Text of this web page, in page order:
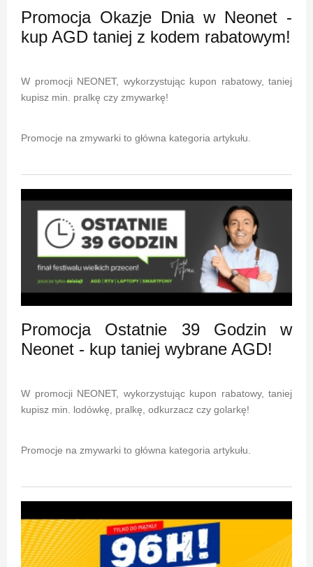
Promocja Okazje Dnia w Neonet -
kup AGD taniej z kodem rabatowym!
W promocji NEONET, wykorzystując kupon rabatowy, taniej
kupisz min. pralkę czy zmywarkę!
Promocje na zmywarki to główna kategoria artykułu.
Promocja Ostatnie 39 Godzin w
Neonet - kup taniej wybrane AGD!
W promocji NEONET, wykorzystując kupon rabatowy, taniej
kupisz min. lodówkę, pralkę, odkurzacz czy golarkę!
Promocje na zmywarki to główna kategoria artykułu.